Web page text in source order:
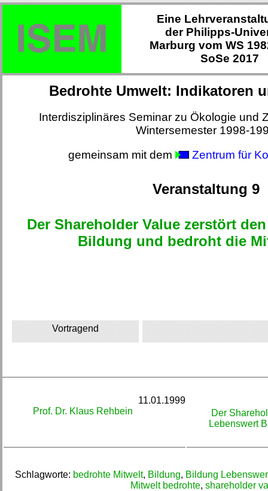
Eine
der Philipps-
Marburg vom WS
SoSe 2017
Bedrohte Umwelt: Indikatoren
Interdisziplinäres Seminar zu Ökologie und
Wintersemester 1998-
gemeinsam mit dem
Zentrum für
Veranstaltung 9
Der Shareholder Value zerstört
Bildung und bedroht die
Vortragend
11.01.1999
Prof. Dr. Klaus Rehbein
Der
Lebenswert
Schlagworte: bedrohte Mitwelt, Bildung, Bildung
Mitwelt bedrohte, shareholder